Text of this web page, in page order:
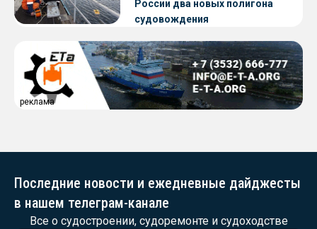
России два новых полигона
судовождения
реклама
Последние новости и ежедневные дайджесты
в нашем телеграм-канале
Все о судостроении, судоремонте и судоходстве